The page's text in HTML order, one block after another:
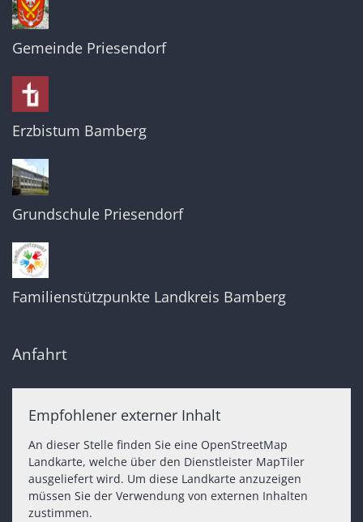
Gemeinde Priesendorf
Erzbistum Bamberg
Grundschule Priesendorf
Familienstützpunkte Landkreis Bamberg
Anfahrt
Empfohlener externer Inhalt
An dieser Stelle finden Sie eine OpenStreetMap
Landkarte, welche über den Dienstleister MapTiler
ausgeliefert wird. Um diese Landkarte anzuzeigen
müssen Sie der Verwendung von externen Inhalten
zustimmen.